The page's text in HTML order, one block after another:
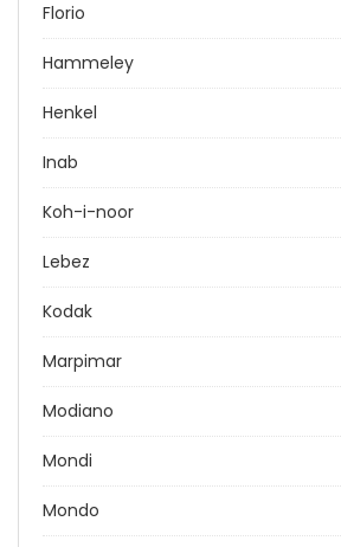
Florio
Hammeley
Henkel
Inab
Koh-i-noor
Lebez
Kodak
Marpimar
Modiano
Mondi
Mondo